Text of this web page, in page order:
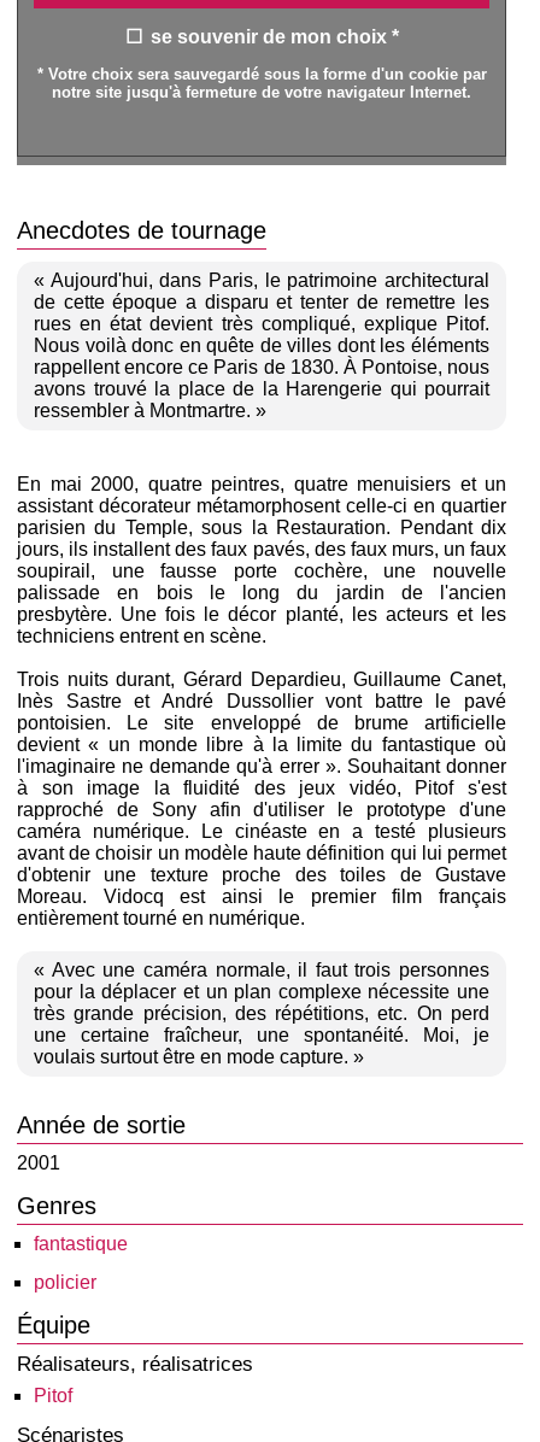
se souvenir de mon choix *
* Votre choix sera sauvegardé sous la forme d'un cookie par
notre site jusqu'à fermeture de votre navigateur Internet.
Anecdotes de tournage
« Aujourd'hui, dans Paris, le patrimoine architectural
de cette époque a disparu et tenter de remettre les
rues en état devient très compliqué, explique Pitof.
Nous voilà donc en quête de villes dont les éléments
rappellent encore ce Paris de 1830. À Pontoise, nous
avons trouvé la place de la Harengerie qui pourrait
ressembler à Montmartre. »
En mai 2000, quatre peintres, quatre menuisiers et un
assistant décorateur métamorphosent celle-ci en quartier
parisien du Temple, sous la Restauration. Pendant dix
jours, ils installent des faux pavés, des faux murs, un faux
soupirail, une fausse porte cochère, une nouvelle
palissade en bois le long du jardin de l'ancien
presbytère. Une fois le décor planté, les acteurs et les
techniciens entrent en scène.
Trois nuits durant, Gérard Depardieu, Guillaume Canet,
Inès Sastre et André Dussollier vont battre le pavé
pontoisien. Le site enveloppé de brume artificielle
devient « un monde libre à la limite du fantastique où
l'imaginaire ne demande qu'à errer ». Souhaitant donner
à son image la fluidité des jeux vidéo, Pitof s'est
rapproché de Sony afin d'utiliser le prototype d'une
caméra numérique. Le cinéaste en a testé plusieurs
avant de choisir un modèle haute définition qui lui permet
d'obtenir une texture proche des toiles de Gustave
Moreau. Vidocq est ainsi le premier film français
entièrement tourné en numérique.
« Avec une caméra normale, il faut trois personnes
pour la déplacer et un plan complexe nécessite une
très grande précision, des répétitions, etc. On perd
une certaine fraîcheur, une spontanéité. Moi, je
voulais surtout être en mode capture. »
Année de sortie
2001
Genres
fantastique
policier
Équipe
Réalisateurs, réalisatrices
Pitof
Scénaristes